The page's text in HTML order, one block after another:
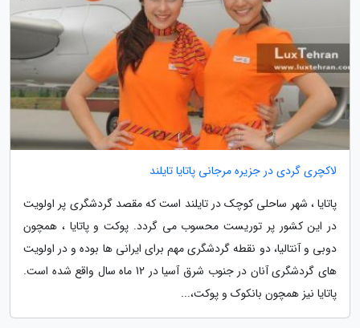
لاکچری گردی در جزیره مرجانی پاتایا تایلند
پاتایا ، شهر ساحلی کوچک در تایلند است که مقصد گردشگری پر اولویت
در این کشور پر توریست محسوب می گردد. پوکت و پاتایا ، همچون
دوبی و آنتالیا، دو نقطه گردشگری مهم برای ایرانی ها بوده و در اولویت
های گردشگری آنان در جنوب شرق آسیا در 12 ماه سال واقع شده است.
پاتایا نیز همچون بانکوک و پوکت،...